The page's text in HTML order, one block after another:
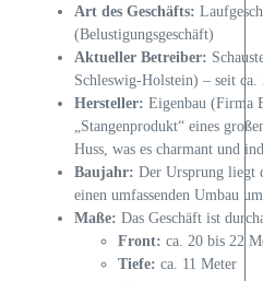
Art des Geschäfts:
(Belustigungsgeschäft)
Aktueller Betreiber:
Schleswig-Holstein) – seit ca.
Hersteller: Eigenbau (Firma
„Stangenprodukt“ eines
Huss, was es charmant und
Baujahr: Der Ursprung liegt
einen umfassenden Umbau
Maße: Das Geschäft ist
Front: ca. 20 bis 22
Tiefe: ca. 11 Meter